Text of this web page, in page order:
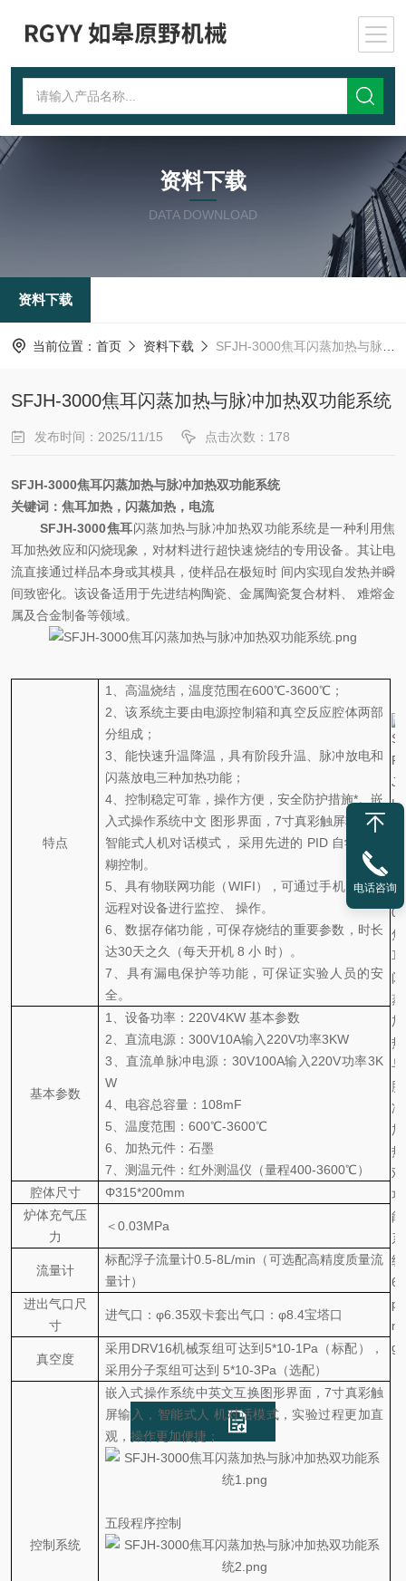
资料下载
DATA DOWNLOAD
资料下载
当前位置： 首页 资料下载 SFJH-3000焦耳闪蒸加热与脉冲加热双功能系统
SFJH-3000焦耳闪蒸加热与脉冲加热双功能系统
发布时间：2025/11/15 点击次数：178
SFJH-3000焦耳闪蒸加热与脉冲加热双功能系统
关键词：焦耳加热，闪蒸加热，电流
SFJH-3000焦耳闪蒸加热与脉冲加热双功能系统是一种利用焦
耳加热效应和闪烧现象，对材料进行超快速烧结的专用设备。其让电
流直接通过样品本身或其模具，使样品在极短时 间内实现自发热并瞬
间致密化。该设备适用于先进结构陶瓷、金属陶瓷复合材料、
难熔金
属及合金制备等领域。
特点
1、 高温烧结，温度范围在600℃-3600℃；
2、该系统主要由电源控制箱和真空反应腔体两部
分组成；
3、能快速升温降温，具有阶段升温、脉冲放电和
闪蒸放电三种加热功能；
4、 控制稳定可靠，操作方便，安全防护措施*。嵌
入式操作系统中文 图形界面， 7寸真彩触屏输入，
智能式人机对话模式， 采用先进的 PID 自学习模
糊控制。
5、具有物联网功能（WIFI），可通过手机、电脑
远程对设备进行监控、 操作。
6、数据存储功能，可保存烧结的重要参数，时长
达30天之久（每天开机 8 小 时）。
7、 具有漏电保护等功能，可保证实验人员的安
全。
基本参数
1、 设备功率： 220V4KW 基本参数
2、 直流电源： 300V10A输入220V功率3KW
3、直流单脉冲电源： 30V100A输入220V功率3K
W
4、 电容总容量： 108mF
5、 温度范围： 600℃-3600℃
6、 加热元件：石墨
7、 测温元件：红外测温仪（量程400-3600℃）
腔体尺寸
Φ315*200mm
炉体充气压
力
＜0.03MPa
流量计
标配浮子流量计0.5-8L/min（可选配高精度质量流
量计）
进出气口尺
寸
进气口： φ6.35双卡套出气口：φ8.4宝塔口
真空度
采用 DRV16机械泵组可达到5*10-1Pa（标配），
采用分子泵组可达到 5*10-3Pa（选配）
控制系统
嵌入式操作系统中英文互换图形界面，7寸真彩触
屏输入，智能式人 机对话模式，实验过程更加直
观，操作更加便捷；
五段程序控制
电话咨询